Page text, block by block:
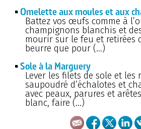
Omelette aux moules et aux
Battez vos œufs comme à
champignons blanchis et
mourir sur le feu et retirées
beurre que pour (…)
Sole à la Marguery
Lever les filets de sole et
saupoudré d’échalotes et
avec peaux, parures et
blanc, faire (…)